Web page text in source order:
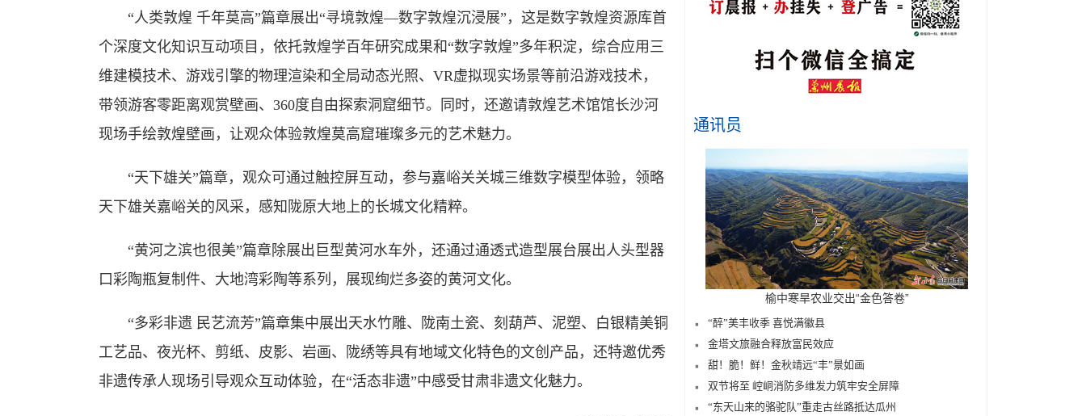
“人类敦煌 千年莫高”篇章展出“寻境敦煌—数字敦煌沉浸展”，这是数字敦煌资源库首
个深度文化知识互动项目，依托敦煌学百年研究成果和“数字敦煌”多年积淀，综合应用三
维建模技术、游戏引擎的物理渲染和全局动态光照、VR虚拟现实场景等前沿游戏技术，
带领游客零距离观赏壁画、360度自由探索洞窟细节。同时，还邀请敦煌艺术馆馆长沙河
现场手绘敦煌壁画，让观众体验敦煌莫高窟璀璨多元的艺术魅力。
“天下雄关”篇章，观众可通过触控屏互动，参与嘉峪关关城三维数字模型体验，领略
天下雄关嘉峪关的风采，感知陇原大地上的长城文化精粹。
“黄河之滨也很美”篇章除展出巨型黄河水车外，还通过通透式造型展台展出人头型器
口彩陶瓶复制件、大地湾彩陶等系列，展现绚烂多姿的黄河文化。
“多彩非遗 民艺流芳”篇章集中展出天水竹雕、陇南土瓷、刻葫芦、泥塑、白银精美铜
工艺品、夜光杯、剪纸、皮影、岩画、陇绣等具有地域文化特色的文创产品，还特邀优秀
非遗传承人现场引导观众互动体验，在“活态非遗”中感受甘肃非遗文化魅力。
通讯员
榆中寒旱农业交出“金色答卷”
“醉”美丰收季 喜悦满徽县
金塔文旅融合释放富民效应
甜！脆！鲜！金秋靖远“丰”景如画
双节将至 崆峒消防多维发力筑牢安全屏障
“东天山来的骆驼队”重走古丝路抵达瓜州